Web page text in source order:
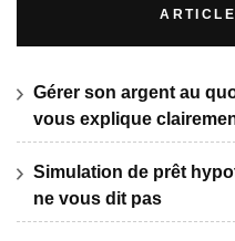
Gérer son argent au
vous explique
Simulation de prêt
ne vous dit pas